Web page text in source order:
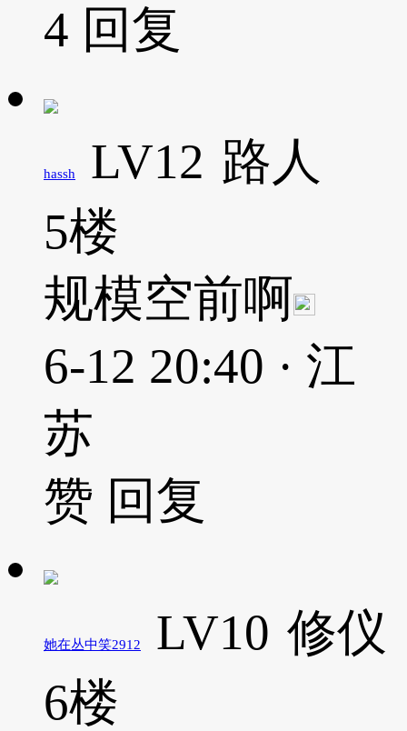
4 回复
hassh LV12 路人
5楼
规模空前啊
6-12 20:40 · 江
苏
赞 回复
她在丛中笑2912 LV10 修仪
6楼